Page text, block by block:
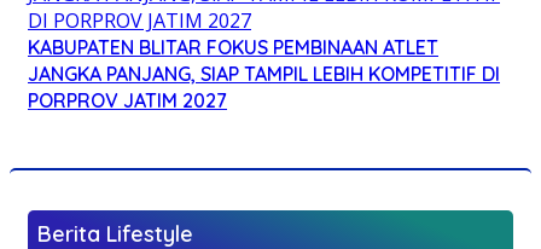
KABUPATEN BLITAR FOKUS PEMBINAAN ATLET
JANGKA PANJANG, SIAP TAMPIL LEBIH KOMPETITIF DI
PORPROV JATIM 2027
Berita Lifestyle